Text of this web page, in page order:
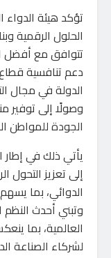
تؤكد هيئة الدواء
الحلول الرقمية
تتوافق مع أفضل
دعم تنافسية
الدولة في مجال
وصولًا إلى توفير
الجودة للمواطن
يأتي ذلك في إطار
إلى تعزيز التحول
الدوائي، بما
وتبني أحدث النظم
العالمية، بما
لشركاء الصناعة